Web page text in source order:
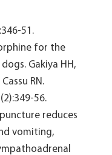
51.
for the
Gakiya HH,
RN.
56.
reduces
vomiting,